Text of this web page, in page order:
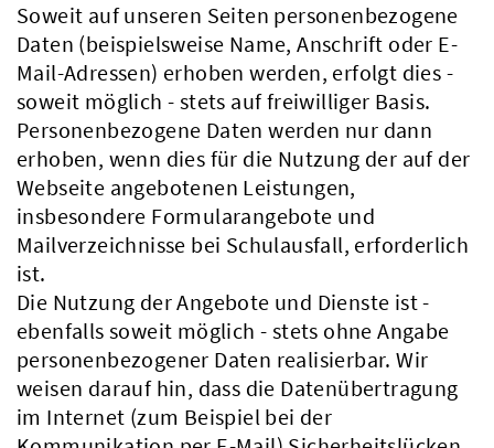
Soweit auf unseren Seiten personenbezogene
Daten (beispielsweise Name, Anschrift oder E-
Mail-Adressen) erhoben werden, erfolgt dies -
soweit möglich - stets auf freiwilliger Basis.
Personenbezogene Daten werden nur dann
erhoben, wenn dies für die Nutzung der auf der
Webseite angebotenen Leistungen,
insbesondere Formularangebote und
Mailverzeichnisse bei Schulausfall, erforderlich
ist.
Die Nutzung der Angebote und Dienste ist -
ebenfalls soweit möglich - stets ohne Angabe
personenbezogener Daten realisierbar. Wir
weisen darauf hin, dass die Datenübertragung
im Internet (zum Beispiel bei der